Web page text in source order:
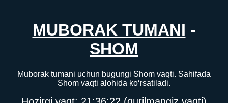
MUBORAK TUMANI -
SHOM
Muborak tumani uchun bugungi Shom vaqti. Sahifada
Shom vaqti alohida ko‘rsatiladi.